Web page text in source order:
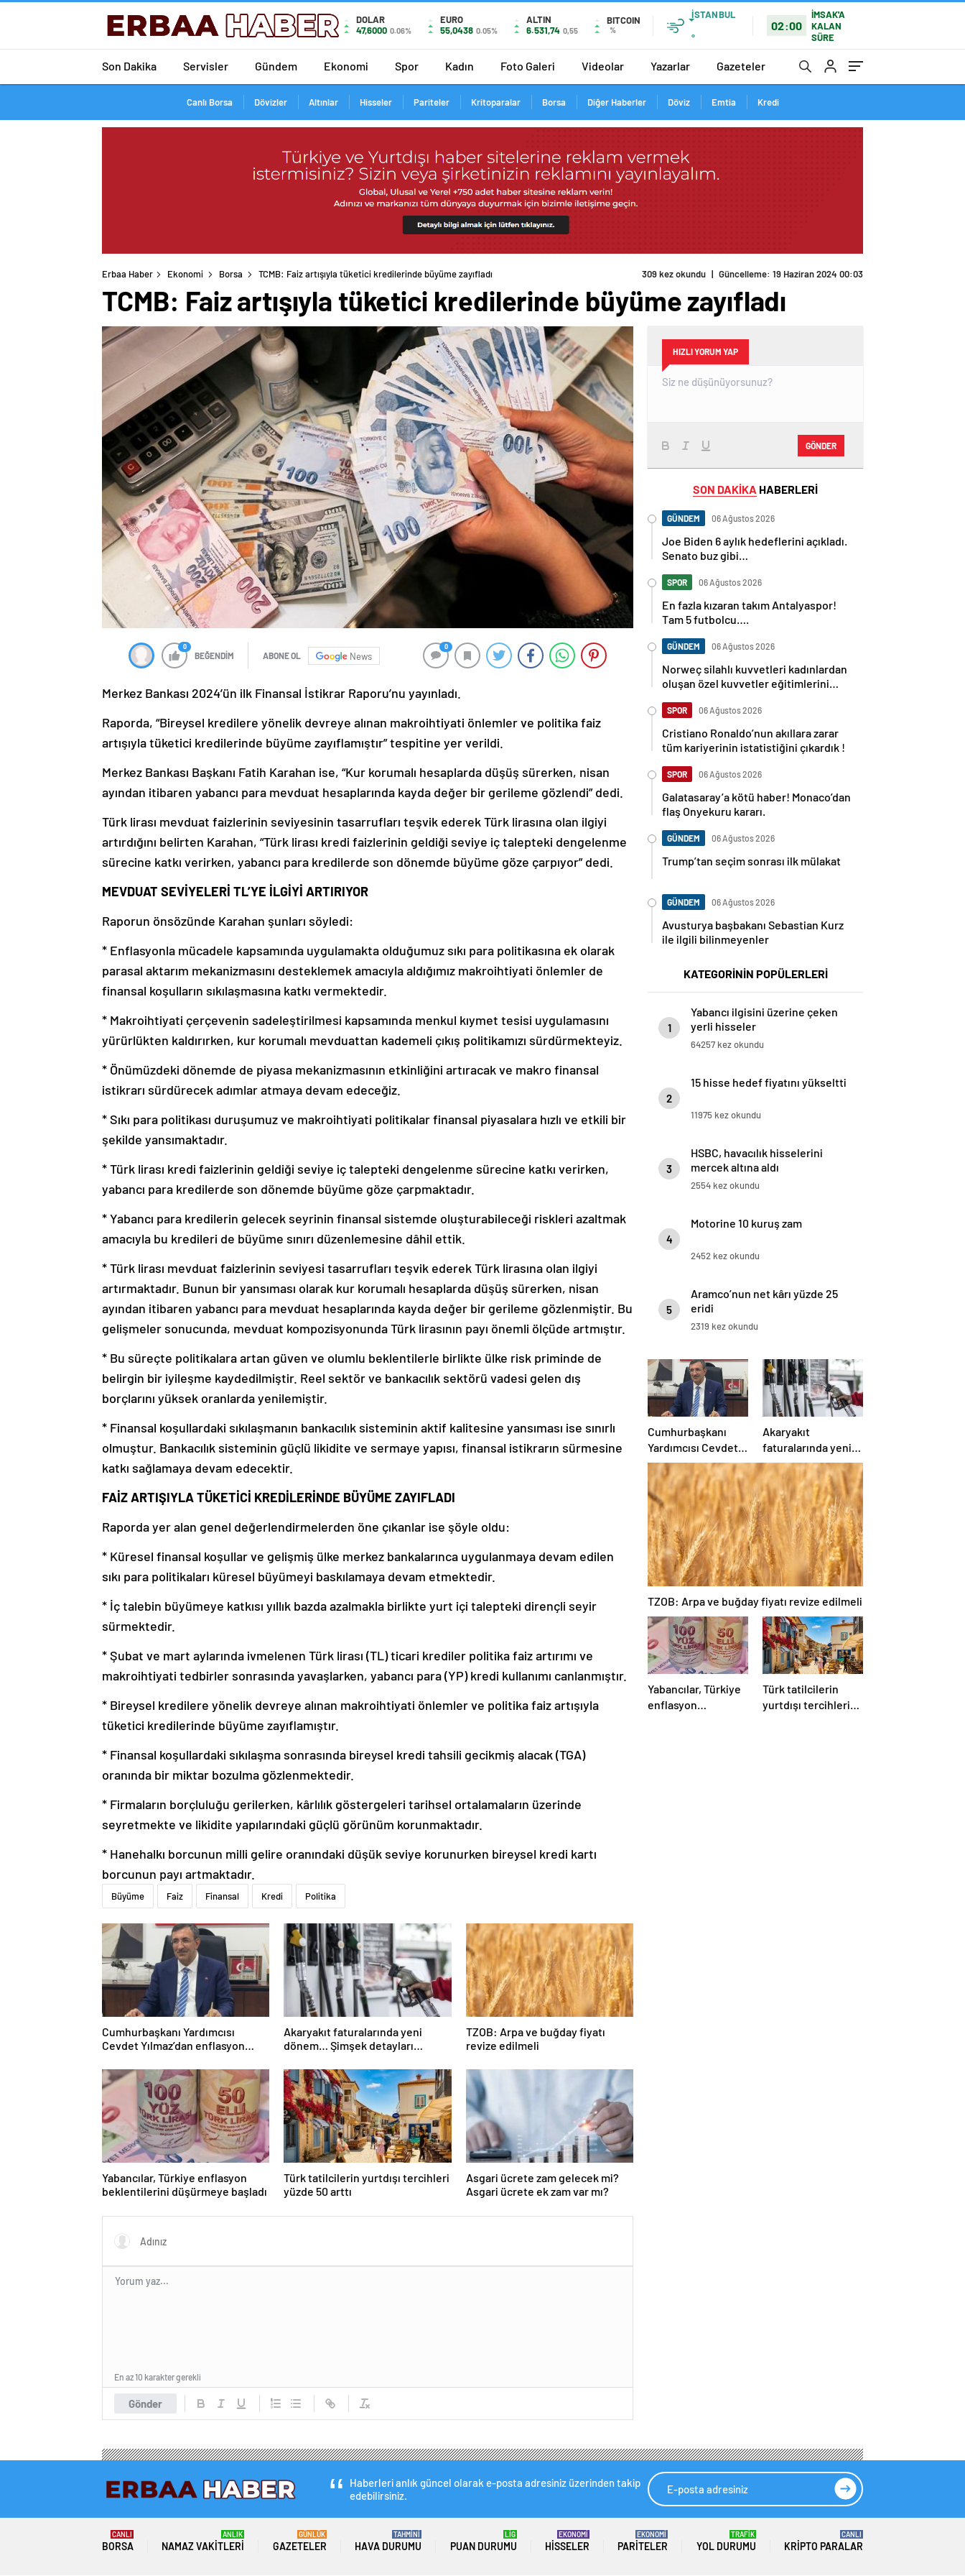
DOLAR
47,6000 0.06%
EURO
55,0438 0.05%
ALTIN
6.531,74 0,55
BITCOIN
%
İSTANBUL
°
02:00
İMSAK'A
KALAN
SÜRE
Son Dakika Servisler Gündem Ekonomi Spor Kadın Foto Galeri Videolar Yazarlar Gazeteler
Canlı Borsa Dövizler Altınlar Hisseler Pariteler Kritoparalar Borsa Diğer Haberler Döviz Emtia Kredi
Erbaa Haber Ekonomi Borsa TCMB: Faiz artışıyla tüketici kredilerinde büyüme zayıfladı 309 kez okundu | Güncelleme: 19 Haziran 2024 00:03
TCMB: Faiz artışıyla tüketici kredilerinde büyüme zayıfladı
0
BEĞENDİM ABONE OL News
0
Merkez Bankası 2024’ün ilk Finansal İstikrar Raporu’nu yayınladı.
Raporda, “Bireysel kredilere yönelik devreye alınan makroihtiyati önlemler ve politika faiz
artışıyla tüketici kredilerinde büyüme zayıflamıştır” tespitine yer verildi.
Merkez Bankası Başkanı Fatih Karahan ise, “Kur korumalı hesaplarda düşüş sürerken, nisan
ayından itibaren yabancı para mevduat hesaplarında kayda değer bir gerileme gözlendi” dedi.
Türk lirası mevduat faizlerinin seviyesinin tasarrufları teşvik ederek Türk lirasına olan ilgiyi
artırdığını belirten Karahan, “Türk lirası kredi faizlerinin geldiği seviye iç talepteki dengelenme
sürecine katkı verirken, yabancı para kredilerde son dönemde büyüme göze çarpıyor” dedi.
MEVDUAT SEVİYELERİ TL’YE İLGİYİ ARTIRIYOR
Raporun önsözünde Karahan şunları söyledi:
* Enflasyonla mücadele kapsamında uygulamakta olduğumuz sıkı para politikasına ek olarak
parasal aktarım mekanizmasını desteklemek amacıyla aldığımız makroihtiyati önlemler de
finansal koşulların sıkılaşmasına katkı vermektedir.
* Makroihtiyati çerçevenin sadeleştirilmesi kapsamında menkul kıymet tesisi uygulamasını
yürürlükten kaldırırken, kur korumalı mevduattan kademeli çıkış politikamızı sürdürmekteyiz.
* Önümüzdeki dönemde de piyasa mekanizmasının etkinliğini artıracak ve makro finansal
istikrarı sürdürecek adımlar atmaya devam edeceğiz.
* Sıkı para politikası duruşumuz ve makroihtiyati politikalar finansal piyasalara hızlı ve etkili bir
şekilde yansımaktadır.
* Türk lirası kredi faizlerinin geldiği seviye iç talepteki dengelenme sürecine katkı verirken,
yabancı para kredilerde son dönemde büyüme göze çarpmaktadır.
* Yabancı para kredilerin gelecek seyrinin finansal sistemde oluşturabileceği riskleri azaltmak
amacıyla bu kredileri de büyüme sınırı düzenlemesine dâhil ettik.
* Türk lirası mevduat faizlerinin seviyesi tasarrufları teşvik ederek Türk lirasına olan ilgiyi
artırmaktadır. Bunun bir yansıması olarak kur korumalı hesaplarda düşüş sürerken, nisan
ayından itibaren yabancı para mevduat hesaplarında kayda değer bir gerileme gözlenmiştir. Bu
gelişmeler sonucunda, mevduat kompozisyonunda Türk lirasının payı önemli ölçüde artmıştır.
* Bu süreçte politikalara artan güven ve olumlu beklentilerle birlikte ülke risk priminde de
belirgin bir iyileşme kaydedilmiştir. Reel sektör ve bankacılık sektörü vadesi gelen dış
borçlarını yüksek oranlarda yenilemiştir.
* Finansal koşullardaki sıkılaşmanın bankacılık sisteminin aktif kalitesine yansıması ise sınırlı
olmuştur. Bankacılık sisteminin güçlü likidite ve sermaye yapısı, finansal istikrarın sürmesine
katkı sağlamaya devam edecektir.
FAİZ ARTIŞIYLA TÜKETİCİ KREDİLERİNDE BÜYÜME ZAYIFLADI
Raporda yer alan genel değerlendirmelerden öne çıkanlar ise şöyle oldu:
* Küresel finansal koşullar ve gelişmiş ülke merkez bankalarınca uygulanmaya devam edilen
sıkı para politikaları küresel büyümeyi baskılamaya devam etmektedir.
* İç talebin büyümeye katkısı yıllık bazda azalmakla birlikte yurt içi talepteki dirençli seyir
sürmektedir.
* Şubat ve mart aylarında ivmelenen Türk lirası (TL) ticari krediler politika faiz artırımı ve
makroihtiyati tedbirler sonrasında yavaşlarken, yabancı para (YP) kredi kullanımı canlanmıştır.
* Bireysel kredilere yönelik devreye alınan makroihtiyati önlemler ve politika faiz artışıyla
tüketici kredilerinde büyüme zayıflamıştır.
* Finansal koşullardaki sıkılaşma sonrasında bireysel kredi tahsili gecikmiş alacak (TGA)
oranında bir miktar bozulma gözlenmektedir.
* Firmaların borçluluğu gerilerken, kârlılık göstergeleri tarihsel ortalamaların üzerinde
seyretmekte ve likidite yapılarındaki güçlü görünüm korunmaktadır.
* Hanehalkı borcunun milli gelire oranındaki düşük seviye korunurken bireysel kredi kartı
borcunun payı artmaktadır.
Büyüme Faiz Finansal Kredi Politika
Cumhurbaşkanı Yardımcısı
Cevdet Yılmaz’dan enflasyon
Akaryakıt faturalarında yeni
dönem… Şimşek detayları
TZOB: Arpa ve buğday fiyatı
revize edilmeli
Yabancılar, Türkiye enflasyon
beklentilerini düşürmeye başladı
Türk tatilcilerin yurtdışı tercihleri
yüzde 50 arttı
Asgari ücrete zam gelecek mi?
Asgari ücrete ek zam var mı?
Gönder
En az 10 karakter gerekli
HIZLI YORUM YAP
GÖNDER
SON DAKİKA HABERLERİ
GÜNDEM 06 Ağustos 2026
Joe Biden 6 aylık hedeflerini açıkladı.
Senato buz gibi…
SPOR 06 Ağustos 2026
En fazla kızaran takım Antalyaspor!
Tam 5 futbolcu….
GÜNDEM 06 Ağustos 2026
Norweç silahlı kuvvetleri kadınlardan
oluşan özel kuvvetler eğitimlerini
SPOR 06 Ağustos 2026
Cristiano Ronaldo’nun akıllara zarar
tüm kariyerinin istatistiğini çıkardık !
SPOR 06 Ağustos 2026
Galatasaray’a kötü haber! Monaco’dan
flaş Onyekuru kararı.
GÜNDEM 06 Ağustos 2026
Trump’tan seçim sonrası ilk mülakat
GÜNDEM 06 Ağustos 2026
Avusturya başbakanı Sebastian Kurz
ile ilgili bilinmeyenler
KATEGORİNİN POPÜLERLERİ
1
Yabancı ilgisini üzerine çeken
yerli hisseler
64257 kez okundu
2
15 hisse hedef fiyatını yükseltti
11975 kez okundu
3
HSBC, havacılık hisselerini
mercek altına aldı
2554 kez okundu
4
Motorine 10 kuruş zam
2452 kez okundu
5
Aramco’nun net kârı yüzde 25
eridi
2319 kez okundu
Cumhurbaşkanı
Yardımcısı Cevdet
Yılmaz’dan
enflasyon
açıklaması
Akaryakıt
faturalarında yeni
dönem… Şimşek
detayları paylaştı
TZOB: Arpa ve buğday fiyatı revize edilmeli
Yabancılar, Türkiye
enflasyon
Türk tatilcilerin
yurtdışı tercihleri
Haberleri anlık güncel olarak e-posta adresiniz üzerinden takip
edebilirsiniz.
BORSA
CANLI
NAMAZ VAKITLERI
ANLIK
GAZETELER
GÜNLÜK
HAVA DURUMU
TAHMİNİ
PUAN DURUMU
LİG
HISSELER
EKONOMİ
PARITELER
EKONOMİ
YOL DURUMU
TRAFİK
KRIPTO PARALAR
CANLI